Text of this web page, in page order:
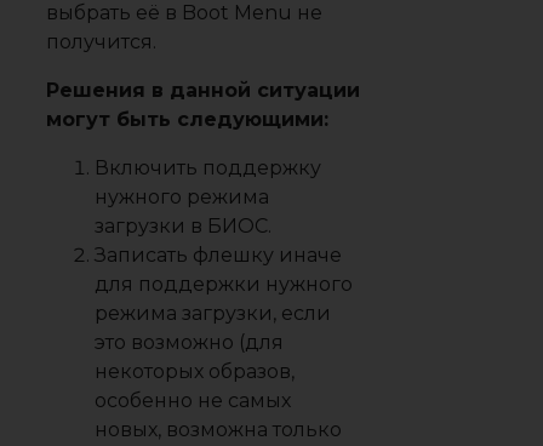
выбрать её в Boot Menu не
получится.
Решения в данной ситуации
могут быть следующими:
Включить поддержку
нужного режима
загрузки в БИОС.
Записать флешку иначе
для поддержки нужного
режима загрузки, если
это возможно (для
некоторых образов,
особенно не самых
новых, возможна только